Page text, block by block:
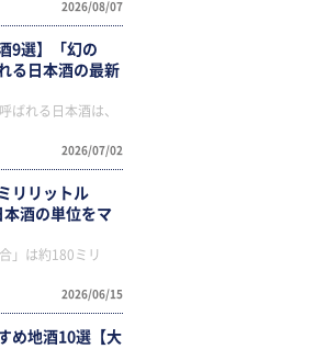
2026/08/07
9選】「幻の
る日本酒の最新
2026/07/02
ばれる日本酒は、
リリットル
本酒の単位をマ
2026/06/15
」は約180ミリ
め地酒10選【大